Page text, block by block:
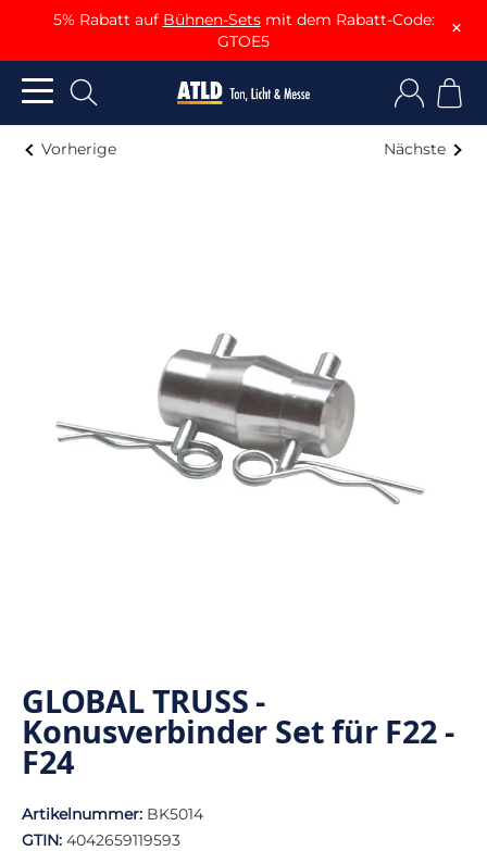
5% Rabatt auf Bühnen-Setsmit dem Rabatt-Code:
GTOE5
×
Vorherige Nächste
GLOBAL TRUSS -
Konusverbinder Set für F22 -
F24
Artikelnummer: BK5014
GTIN: 4042659119593